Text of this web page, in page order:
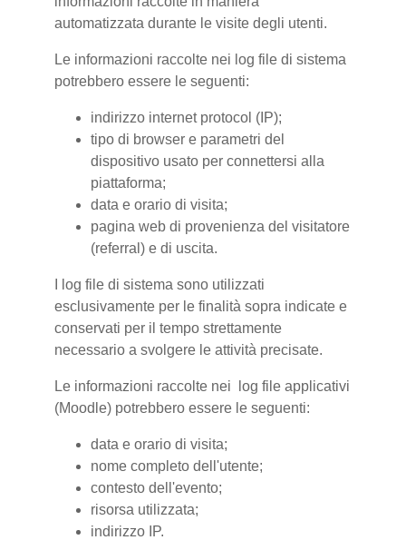
automatizzata durante le visite degli utenti.
Le informazioni raccolte nei log file di sistema
potrebbero essere le seguenti:
indirizzo internet protocol (IP);
tipo di browser e parametri del
dispositivo usato per connettersi alla
piattaforma;
data e orario di visita;
pagina web di provenienza del visitatore
(referral) e di uscita.
I log file di sistema sono utilizzati
esclusivamente per le finalità sopra indicate e
conservati per il tempo strettamente
necessario a svolgere le attività precisate.
Le informazioni raccolte nei log file applicativi
(Moodle) potrebbero essere le seguenti:
data e orario di visita;
nome completo dell'utente;
contesto dell'evento;
risorsa utilizzata;
indirizzo IP.